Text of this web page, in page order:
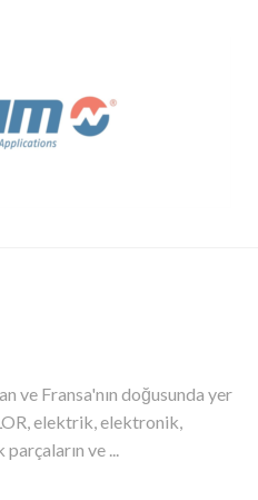
ve Fransa'nın doğusunda yer
elektrik, elektronik,
ve ...